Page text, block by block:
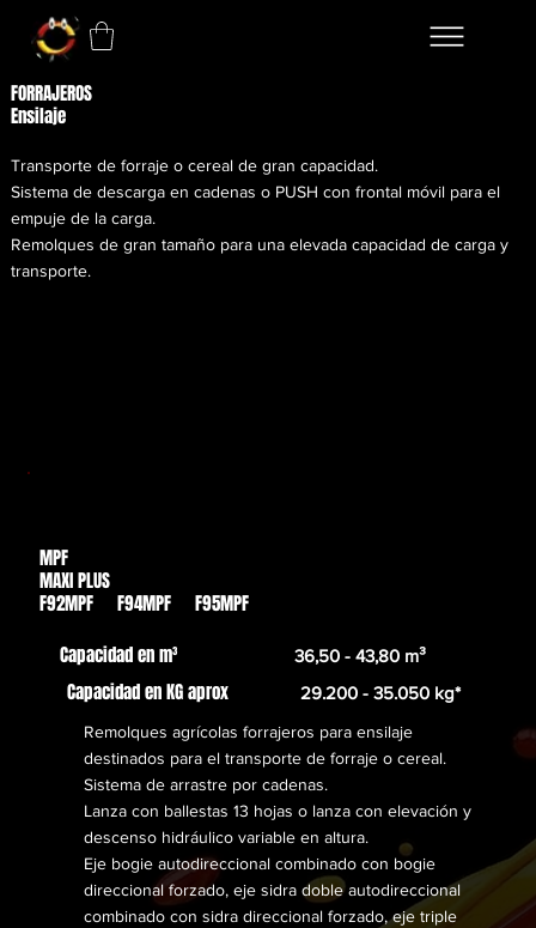
FORRAJEROS
Ensilaje
Transporte de forraje o cereal de gran capacidad.
Sistema de descarga en cadenas o PUSH con frontal móvil para el
empuje de la carga.
Remolques de gran tamaño para una elevada capacidad de carga y
transporte.
MPF
MAXI PLUS
F92MPF F94MPF F95MPF
Capacidad en m³ 36,50 - 43,80 m³
Capacidad en KG aprox 29.200 - 35.050 kg*
Remolques agrícolas forrajeros para ensilaje
destinados para el transporte de forraje o cereal.
Sistema de arrastre por cadenas.
Lanza con ballestas 13 hojas o lanza con elevación y
descenso hidráulico variable en altura.
Eje bogie autodireccional combinado con bogie
direccional forzado, eje sidra doble autodireccional
combinado con sidra direccional forzado, eje triple